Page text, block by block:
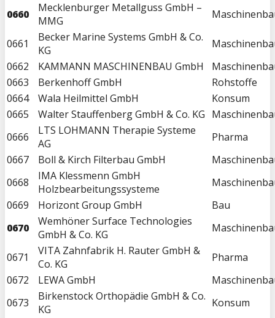
0660
Mecklenburger Metallguss GmbH –
MMG
0661
Becker Marine Systems GmbH & Co.
KG
0662
KAMMANN MASCHINENBAU GmbH
0663
Berkenhoff GmbH
Rohstoffe
0664
Wala Heilmittel GmbH
Konsum
0665
Walter Stauffenberg GmbH & Co. KG
0666
LTS LOHMANN Therapie Systeme
AG
Pharma
0667
Boll & Kirch Filterbau GmbH
0668
IMA Klessmenn GmbH
Holzbearbeitungssysteme
0669
Horizont Group GmbH
Bau
0670
Wemhöner Surface Technologies
GmbH & Co. KG
0671
VITA Zahnfabrik H. Rauter GmbH &
Co. KG
Pharma
0672
LEWA GmbH
0673
Birkenstock Orthopädie GmbH & Co.
KG
Konsum